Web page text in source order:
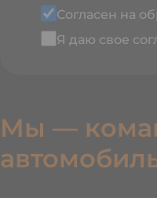
Согласен на
Я даю свое
Мы —